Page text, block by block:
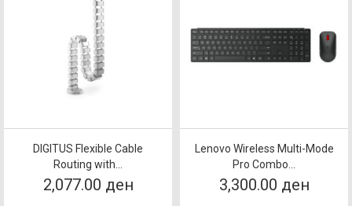
DIGITUS Flexible Cable
Routing with...
2,077.00 ден
Lenovo Wireless Multi-Mode
Pro Combo...
3,300.00 ден